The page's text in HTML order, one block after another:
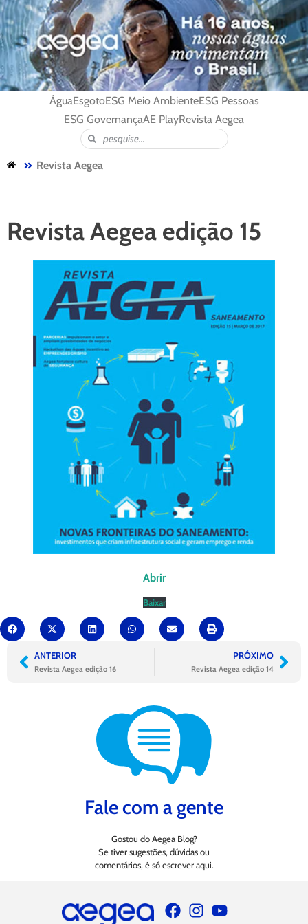
ÁguaEsgotoESG Meio AmbienteESG Pessoas
ESG GovernançaAE PlayRevista Aegea
Revista Aegea
Revista Aegea edição 15
Abrir
Baixar
ANTERIOR
Revista Aegea edição 16
PRÓXIMO
Revista Aegea edição 14
Fale com a gente
Gostou do Aegea Blog?
Se tiver sugestões, dúvidas ou
comentários, é só escrever aqui.